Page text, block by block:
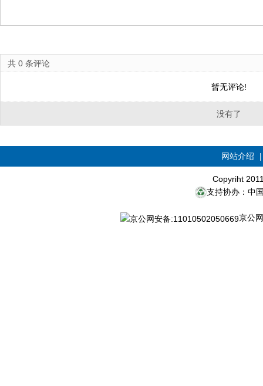
共 0 条评论
暂无评论!
没有了
网站介绍
Copyriht
支持协办：中
京公